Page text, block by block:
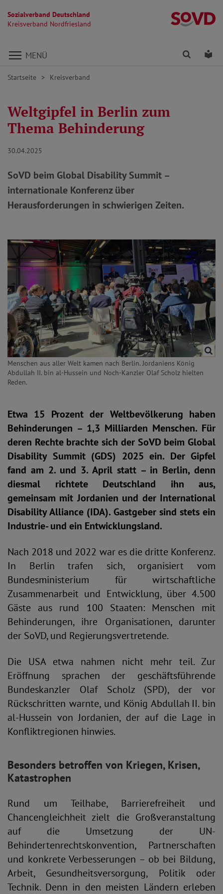
Sozialverband Deutschland
Kreisverband Nordfriesland
Direkt zu den Inhalten springen
MENÜ Finden
Startseite Kreisverband
Weltgipfel in Berlin zum
Thema Behinderung
30.04.2025
SoVD beim Global Disability Summit –
internationale Konferenz über
Herausforderungen in schwierigen Zeiten.
Menschen aus aller Welt kamen nach Berlin. Jordaniens König
Abdullah II. bin al-Hussein und Noch-Kanzler Olaf Scholz hielten
Reden.
Etwa 15 Prozent der Weltbevölkerung haben
Behinderungen – 1,3 Milliarden Menschen. Für
deren Rechte brachte sich der SoVD beim Global
Disability Summit (GDS) 2025 ein. Der Gipfel
fand am 2. und 3. April statt – in Berlin, denn
diesmal richtete Deutschland ihn aus,
gemeinsam mit Jordanien und der International
Disability Alliance (IDA). Gastgeber sind stets ein
Industrie- und ein Entwicklungsland.
Nach 2018 und 2022 war es die dritte Konferenz.
In Berlin trafen sich, organisiert vom
Bundesministerium für wirtschaftliche
Zusammenarbeit und Entwicklung, über 4.500
Gäste aus rund 100 Staaten: Menschen mit
Behinderungen, ihre Organisationen, darunter
der SoVD, und Regierungsvertretende.
Die USA etwa nahmen nicht mehr teil. Zur
Eröffnung sprachen der geschäftsführende
Bundeskanzler Olaf Scholz (SPD), der vor
Rückschritten warnte, und König Abdullah II. bin
al-Hussein von Jordanien, der auf die Lage in
Konfliktregionen hinwies.
Besonders betroffen von Kriegen, Krisen,
Katastrophen
Rund um Teilhabe, Barrierefreiheit und
Chancengleichheit zielt die Großveranstaltung
auf die Umsetzung der UN-
Behindertenrechtskonvention, Partnerschaften
und konkrete Verbesserungen – ob bei Bildung,
Arbeit, Gesundheitsversorgung, Politik oder
Technik. Denn in den meisten Ländern erleben